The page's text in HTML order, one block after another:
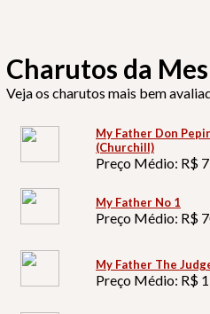
Charutos da
Veja os charutos mais bem
My Father Don
(Churchill)
Preço Médio: R$
My Father No 1
Preço Médio: R$
My Father The
Preço Médio: R$